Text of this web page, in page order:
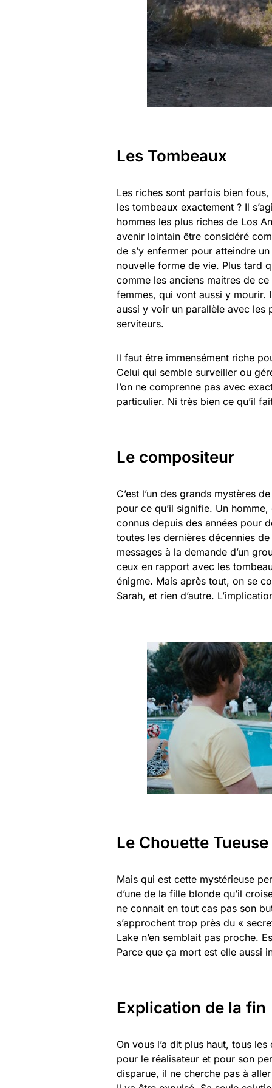
Les Tombeaux
Les riches sont parfois bien
les tombeaux exactement ? Il
hommes les plus riches de Los
avenir lointain être considéré
de s’y enfermer pour atteindre
nouvelle forme de vie. Plus tard
comme les anciens maitres de
femmes, qui vont aussi y mourir.
aussi y voir un parallèle avec les
serviteurs.
Il faut être immensément riche
Celui qui semble surveiller ou
l’on ne comprenne pas avec
particulier. Ni très bien ce qu’il
Le compositeur
C’est l’un des grands mystères
pour ce qu’il signifie. Un
connus depuis des années pour
toutes les dernières décennies
messages à la demande d’un
ceux en rapport avec les
énigme. Mais après tout, on se
Sarah, et rien d’autre.
Le Chouette Tueuse
Mais qui est cette mystérieuse
d’une de la fille blonde qu’il
ne connait en tout cas pas son
s’approchent trop près du «
Lake n’en semblait pas proche.
Parce que ça mort est elle aussi
Explication de la fin
On vous l’a dit plus haut, tous
pour le réalisateur et pour son
disparue, il ne cherche pas à